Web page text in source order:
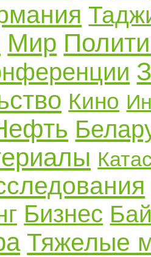
Мир
Кино
Бизнес
Тяжелые